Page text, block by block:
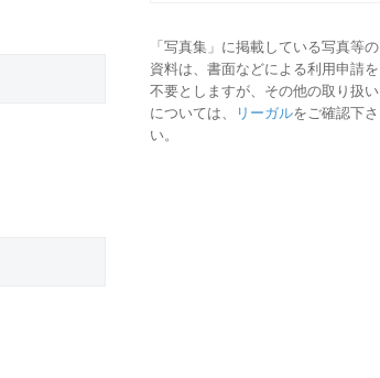
「写真集」に掲載している写真等の
資料は、書面などによる利用申請を
不要としますが、その他の取り扱い
については、
リーガルをご確認下さ
い。